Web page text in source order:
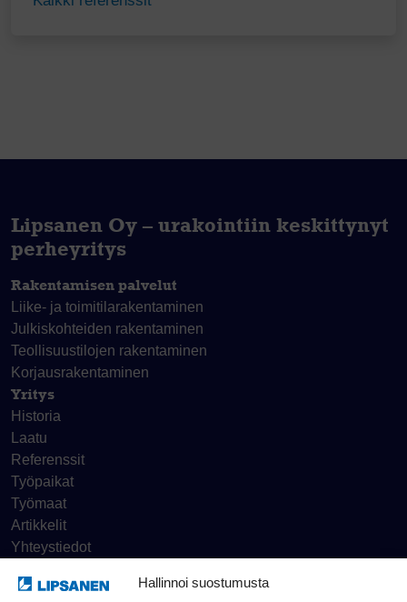
Hallinnoi suostumusta
Lipsanen Oy – urakointiin keskittynyt
perheyritys
Rakentamisen palvelut
Liike- ja toimitila­rakentaminen
Julkiskohteiden rakentaminen
Teollisuustilojen rakentaminen
Korjaus­rakentaminen
Yritys
Historia
Laatu
Referenssit
Työpaikat
Työmaat
Artikkelit
Yhteystiedot